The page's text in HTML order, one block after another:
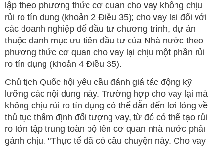
lập theo phương thức cơ quan cho vay không chịu
rủi ro tín dụng (khoản 2 Điều 35); cho vay lại đối với
các doanh nghiệp để đầu tư chương trình, dự án
thuộc danh mục ưu tiên đầu tư của Nhà nước theo
phương thức cơ quan cho vay lại chịu một phần rủi
ro tín dụng (khoản 4 Điều 35).
Chủ tịch Quốc hội yêu cầu đánh giá tác động kỹ
lưỡng các nội dung này. Trường hợp cho vay lại mà
không chịu rủi ro tín dụng có thể dẫn đến lơi lỏng về
thủ tục thẩm định đối tượng vay, từ đó có thể tạo rủi
ro lớn tập trung toàn bộ lên cơ quan nhà nước phải
gánh chịu. "Thực tế đã có câu chuyện này. Cho vay